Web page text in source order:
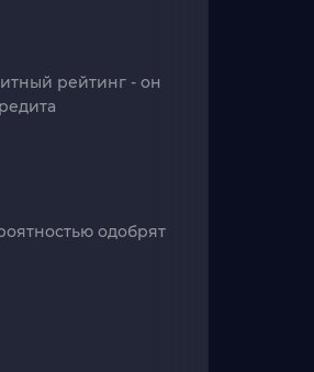
рейтинг - он
одобрят